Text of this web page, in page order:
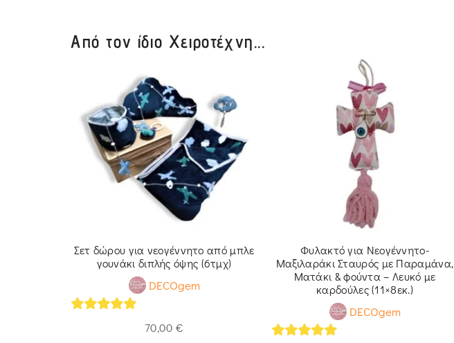
Από τον ίδιο Χειροτέχνη...
Σετ δώρου για νεογέννητο από μπλε
γουνάκι διπλής όψης (6τμχ)
DECOgem
70,00 €
Φυλακτό για Νεογέννητο-
Μαξιλαράκι Σταυρός με Παραμάνα,
Ματάκι & φούντα – Λευκό με
καρδούλες (11×8εκ.)
DECOgem